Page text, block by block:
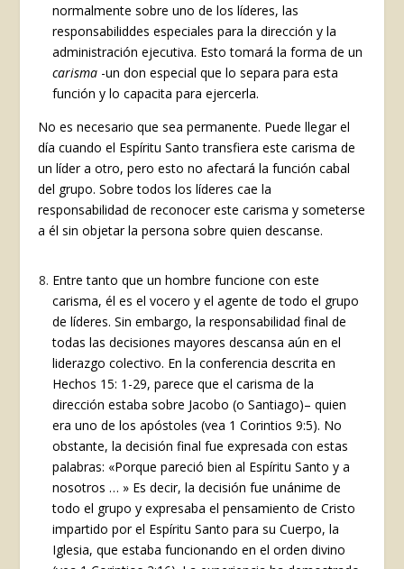
normalmente sobre uno de los líderes, las
responsabiliddes especiales para la dirección y la
administración ejecutiva. Esto tomará la forma de un
carisma -un don especial que lo separa para esta
función y lo capacita para ejercerla.
No es necesario que sea permanente. Puede llegar el
día cuando el Espíritu Santo transfiera este carisma de
un líder a otro, pero esto no afectará la función cabal
del grupo. Sobre todos los líderes cae la
responsabilidad de reconocer este carisma y someterse
a él sin objetar la persona sobre quien descanse.
Entre tanto que un hombre funcione con este
carisma, él es el vocero y el agente de todo el grupo
de líderes. Sin embargo, la responsabilidad final de
todas las decisiones mayores descansa aún en el
liderazgo colectivo. En la conferencia descrita en
Hechos 15: 1-29, parece que el carisma de la
dirección estaba sobre Jacobo (o Santiago)– quien
era uno de los apóstoles (vea 1 Corintios 9:5). No
obstante, la decisión final fue expresada con estas
palabras: «Porque pareció bien al Espíritu Santo y a
nosotros … » Es decir, la decisión fue unánime de
todo el grupo y expresaba el pensamiento de Cristo
impartido por el Espíritu Santo para su Cuerpo, la
Iglesia, que estaba funcionando en el orden divino